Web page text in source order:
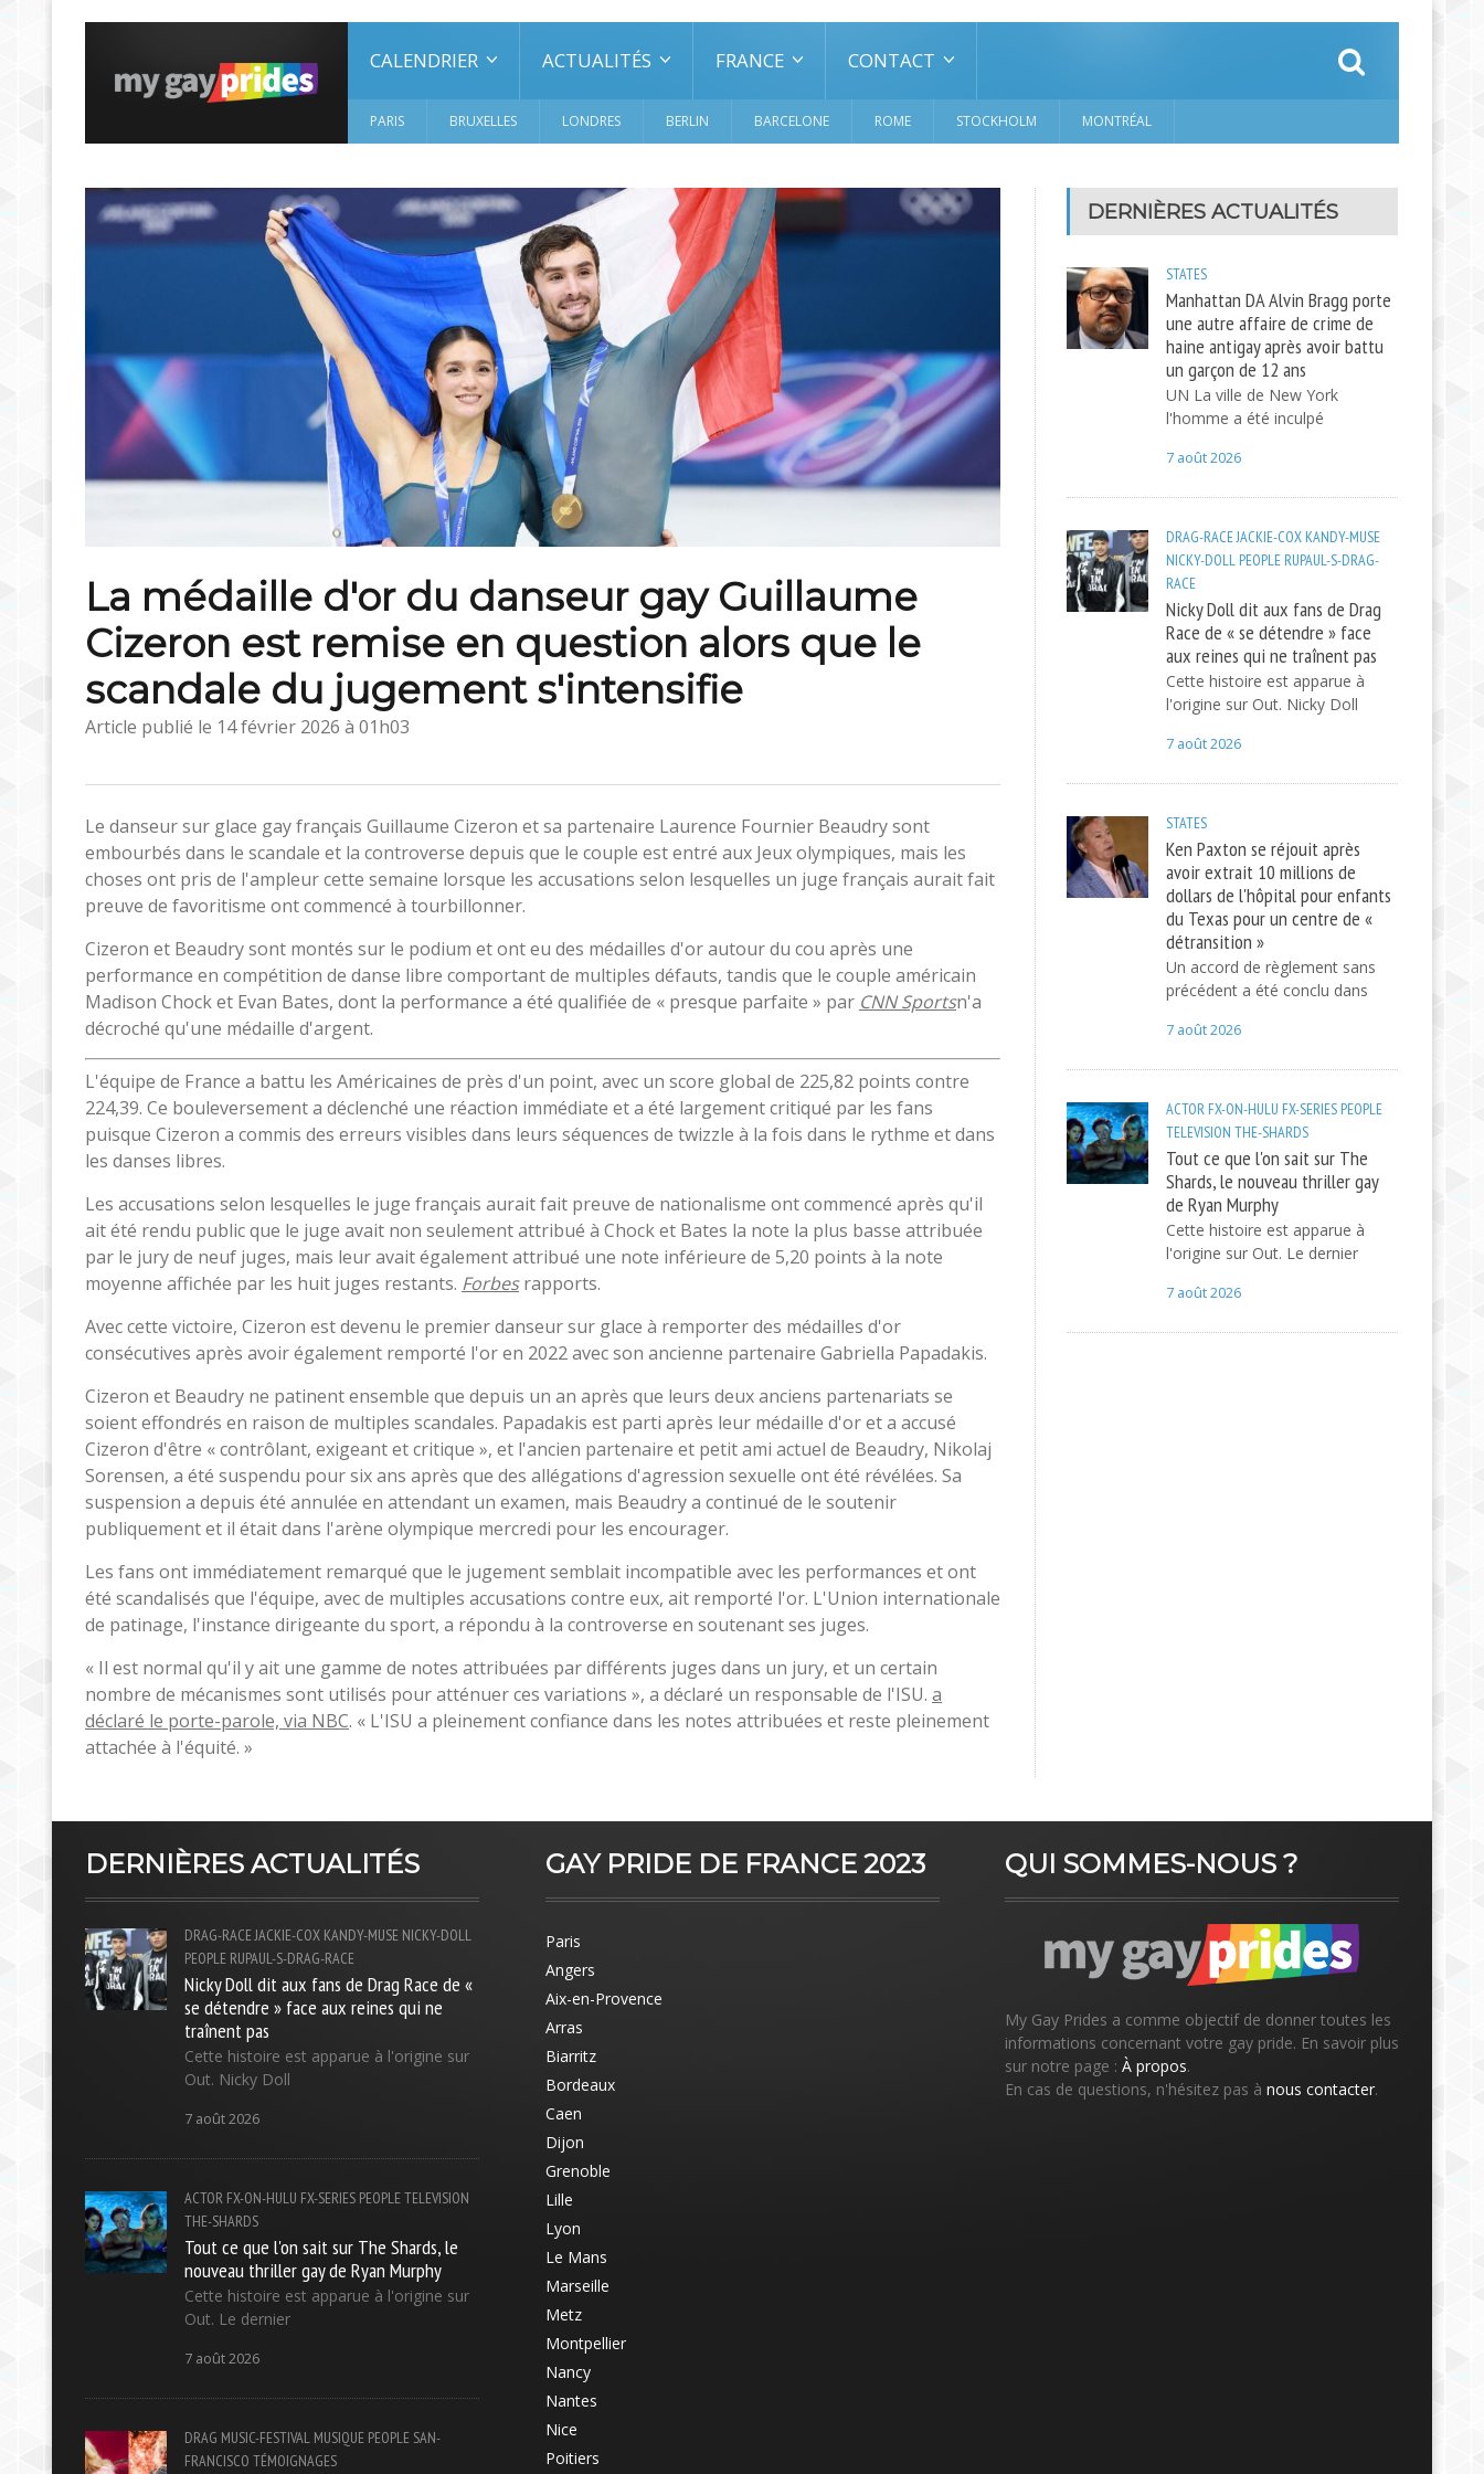
CALENDRIER ACTUALITÉS FRANCE CONTACT
PARIS BRUXELLES LONDRES BERLIN BARCELONE ROME STOCKHOLM MONTRÉAL
La médaille d'or du danseur gay Guillaume
Cizeron est remise en question alors que le
scandale du jugement s'intensifie
Article publié le 14 février 2026 à 01h03
Le danseur sur glace gay français Guillaume Cizeron et sa partenaire Laurence Fournier Beaudry sont
embourbés dans le scandale et la controverse depuis que le couple est entré aux Jeux olympiques, mais les
choses ont pris de l'ampleur cette semaine lorsque les accusations selon lesquelles un juge français aurait fait
preuve de favoritisme ont commencé à tourbillonner.
Cizeron et Beaudry sont montés sur le podium et ont eu des médailles d'or autour du cou après une
performance en compétition de danse libre comportant de multiples défauts, tandis que le couple américain
Madison Chock et Evan Bates, dont la performance a été qualifiée de « presque parfaite » par CNN Sportsn'a
décroché qu'une médaille d'argent.
L'équipe de France a battu les Américaines de près d'un point, avec un score global de 225,82 points contre
224,39. Ce bouleversement a déclenché une réaction immédiate et a été largement critiqué par les fans
puisque Cizeron a commis des erreurs visibles dans leurs séquences de twizzle à la fois dans le rythme et dans
les danses libres.
Les accusations selon lesquelles le juge français aurait fait preuve de nationalisme ont commencé après qu'il
ait été rendu public que le juge avait non seulement attribué à Chock et Bates la note la plus basse attribuée
par le jury de neuf juges, mais leur avait également attribué une note inférieure de 5,20 points à la note
moyenne affichée par les huit juges restants. Forbesrapports.
Avec cette victoire, Cizeron est devenu le premier danseur sur glace à remporter des médailles d'or
consécutives après avoir également remporté l'or en 2022 avec son ancienne partenaire Gabriella Papadakis.
Cizeron et Beaudry ne patinent ensemble que depuis un an après que leurs deux anciens partenariats se
soient effondrés en raison de multiples scandales. Papadakis est parti après leur médaille d'or et a accusé
Cizeron d'être « contrôlant, exigeant et critique », et l'ancien partenaire et petit ami actuel de Beaudry, Nikolaj
Sorensen, a été suspendu pour six ans après que des allégations d'agression sexuelle ont été révélées. Sa
suspension a depuis été annulée en attendant un examen, mais Beaudry a continué de le soutenir
publiquement et il était dans l'arène olympique mercredi pour les encourager.
Les fans ont immédiatement remarqué que le jugement semblait incompatible avec les performances et ont
été scandalisés que l'équipe, avec de multiples accusations contre eux, ait remporté l'or. L'Union internationale
de patinage, l'instance dirigeante du sport, a répondu à la controverse en soutenant ses juges.
« Il est normal qu'il y ait une gamme de notes attribuées par différents juges dans un jury, et un certain
nombre de mécanismes sont utilisés pour atténuer ces variations », a déclaré un responsable de l'ISU. a
déclaré le porte-parole, via NBC. « L'ISU a pleinement confiance dans les notes attribuées et reste pleinement
attachée à l'équité. »
DERNIÈRES ACTUALITÉS
STATES
Manhattan DA Alvin Bragg porte
une autre affaire de crime de
haine antigay après avoir battu
un garçon de 12 ans
UN La ville de New York
l'homme a été inculpé
7 août 2026
DRAG-RACEJACKIE-COX KANDY-MUSE
NICKY-DOLL PEOPLE RUPAUL-S-DRAG-
RACE
Nicky Doll dit aux fans de Drag
Race de « se détendre » face
aux reines qui ne traînent pas
Cette histoire est apparue à
l'origine sur Out. Nicky Doll
7 août 2026
STATES
Ken Paxton se réjouit après
avoir extrait 10 millions de
dollars de l'hôpital pour enfants
du Texas pour un centre de «
détransition »
Un accord de règlement sans
précédent a été conclu dans
7 août 2026
ACTOR FX-ON-HULU FX-SERIES PEOPLE
TELEVISION THE-SHARDS
Tout ce que l'on sait sur The
Shards, le nouveau thriller gay
de Ryan Murphy
Cette histoire est apparue à
l'origine sur Out. Le dernier
7 août 2026
DERNIÈRES ACTUALITÉS
DRAG-RACEJACKIE-COX KANDY-MUSE NICKY-DOLL
PEOPLE RUPAUL-S-DRAG-RACE
Nicky Doll dit aux fans de Drag Race de «
se détendre » face aux reines qui ne
traînent pas
Cette histoire est apparue à l'origine sur
Out. Nicky Doll
7 août 2026
ACTOR FX-ON-HULU FX-SERIES PEOPLETELEVISION
THE-SHARDS
Tout ce que l'on sait sur The Shards, le
nouveau thriller gay de Ryan Murphy
Cette histoire est apparue à l'origine sur
Out. Le dernier
7 août 2026
DRAG MUSIC-FESTIVAL MUSIQUE PEOPLE SAN-
FRANCISCO TÉMOIGNAGES
GAY PRIDE DE FRANCE 2023
Paris
Angers
Aix-en-Provence
Arras
Biarritz
Bordeaux
Caen
Dijon
Grenoble
Lille
Lyon
Le Mans
Marseille
Metz
Montpellier
Nancy
Nantes
Nice
Poitiers
QUI SOMMES-NOUS ?
My Gay Prides a comme objectif de donner toutes les
informations concernant votre gay pride. En savoir plus
sur notre page : À propos.
En cas de questions, n'hésitez pas à nous contacter.